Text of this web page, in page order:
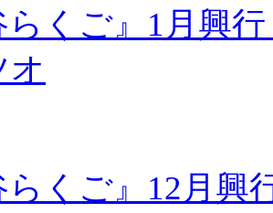
らくご』1月興
オ
らくご』12月